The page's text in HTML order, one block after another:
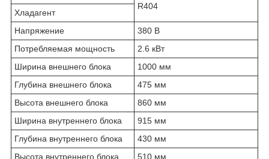
R404
Хладагент
Напряжение
380 В
Потребляемая мощность
2.6 кВт
Ширина внешнего блока
1000 мм
Глубина внешнего блока
475 мм
Высота внешнего блока
860 мм
Ширина внутреннего блока
915 мм
Глубина внутреннего блока
430 мм
Высота внутреннего блока
510 мм